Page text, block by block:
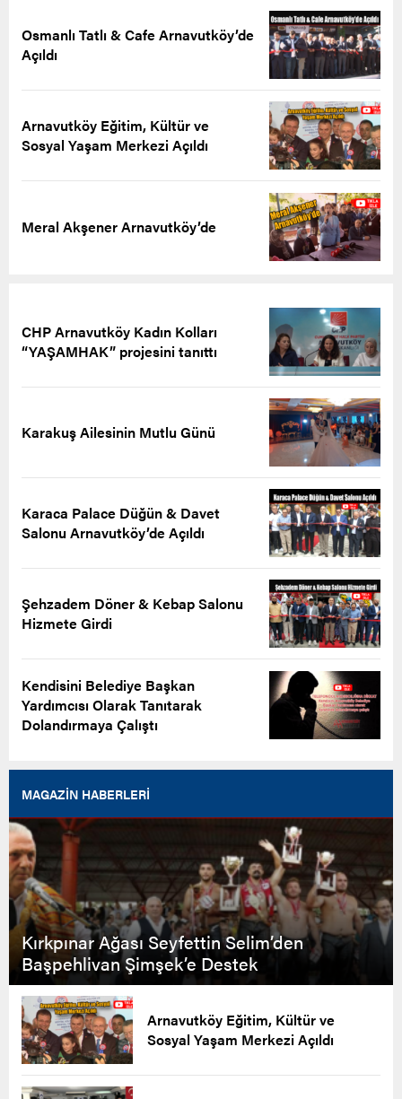
Osmanlı Tatlı & Cafe Arnavutköy’de
Açıldı
Arnavutköy Eğitim, Kültür ve
Sosyal Yaşam Merkezi Açıldı
Meral Akşener Arnavutköy’de
CHP Arnavutköy Kadın Kolları
“YAŞAMHAK” projesini tanıttı
Karakuş Ailesinin Mutlu Günü
Karaca Palace Düğün & Davet
Salonu Arnavutköy’de Açıldı
Şehzadem Döner & Kebap Salonu
Hizmete Girdi
Kendisini Belediye Başkan
Yardımcısı Olarak Tanıtarak
Dolandırmaya Çalıştı
MAGAZİN HABERLERİ
Kırkpınar Ağası Seyfettin Selim’den
Başpehlivan Şimşek’e Destek
Arnavutköy Eğitim, Kültür ve
Sosyal Yaşam Merkezi Açıldı